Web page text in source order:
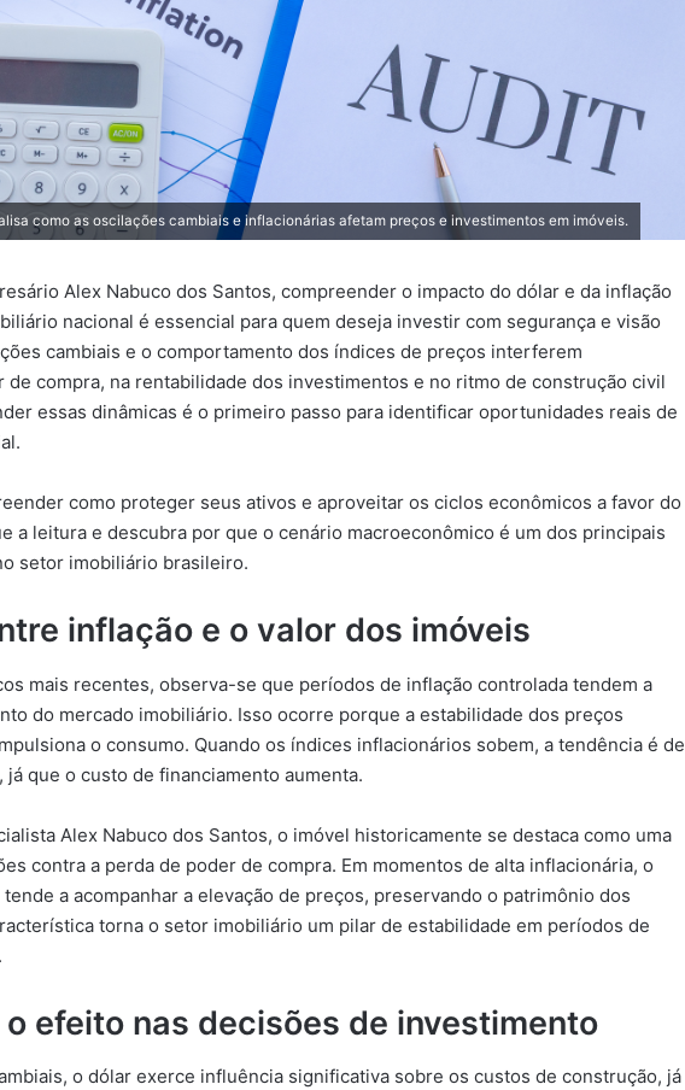
como as oscilações cambiais e inflacionárias afetam preços e investimentos em imóveis.
Alex Nabuco dos Santos, compreender o impacto do dólar e da inflação
nacional é essencial para quem deseja investir com segurança e visão
cambiais e o comportamento dos índices de preços interferem
de compra, na rentabilidade dos investimentos e no ritmo de construção civil
essas dinâmicas é o primeiro passo para identificar oportunidades reais de
como proteger seus ativos e aproveitar os ciclos econômicos a favor do
a leitura e descubra por que o cenário macroeconômico é um dos principais
setor imobiliário brasileiro.
inflação e o valor dos imóveis
mais recentes, observa-se que períodos de inflação controlada tendem a
do mercado imobiliário. Isso ocorre porque a estabilidade dos preços
o consumo. Quando os índices inflacionários sobem, a tendência é de
já que o custo de financiamento aumenta.
Alex Nabuco dos Santos, o imóvel historicamente se destaca como uma
contra a perda de poder de compra. Em momentos de alta inflacionária, o
a acompanhar a elevação de preços, preservando o patrimônio dos
torna o setor imobiliário um pilar de estabilidade em períodos de
efeito nas decisões de investimento
o dólar exerce influência significativa sobre os custos de construção, já